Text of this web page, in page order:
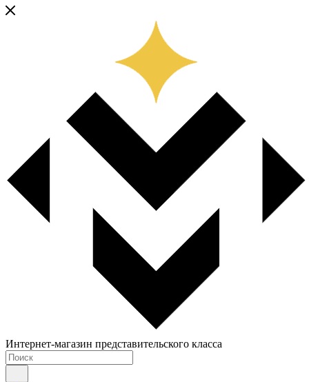
Интернет-магазин представительского класса